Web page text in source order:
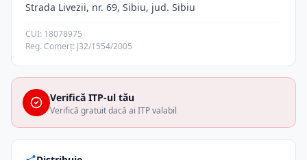
Strada Livezii, nr. 69, Sibiu, jud. Sibiu
CUI: 18078975
Reg. Comerț: J32/1554/2005
Verifică ITP-ul tău
Verifică gratuit dacă ai ITP valabil